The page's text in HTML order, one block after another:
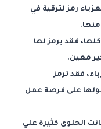
رمز لترقية في
فقد يرمز لها
معين.
فقد ترمز
على فرصة عمل
الحلوى كثيرة علي